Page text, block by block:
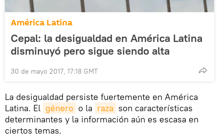
América Latina
Cepal: la desigualdad en América Latina
disminuyó pero sigue siendo alta
30 de mayo 2017, 17:18 GMT
La desigualdad persiste fuertemente en América
Latina. El género o la raza son características
determinantes y la información aún es escasa en
ciertos temas.